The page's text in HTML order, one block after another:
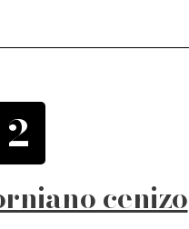
2
cenizo